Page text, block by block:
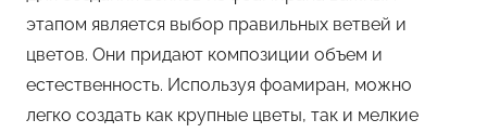
этапом является выбор правильных ветвей и
цветов. Они придают композиции объем и
естественность. Используя фоамиран, можно
легко создать как крупные цветы, так и мелкие